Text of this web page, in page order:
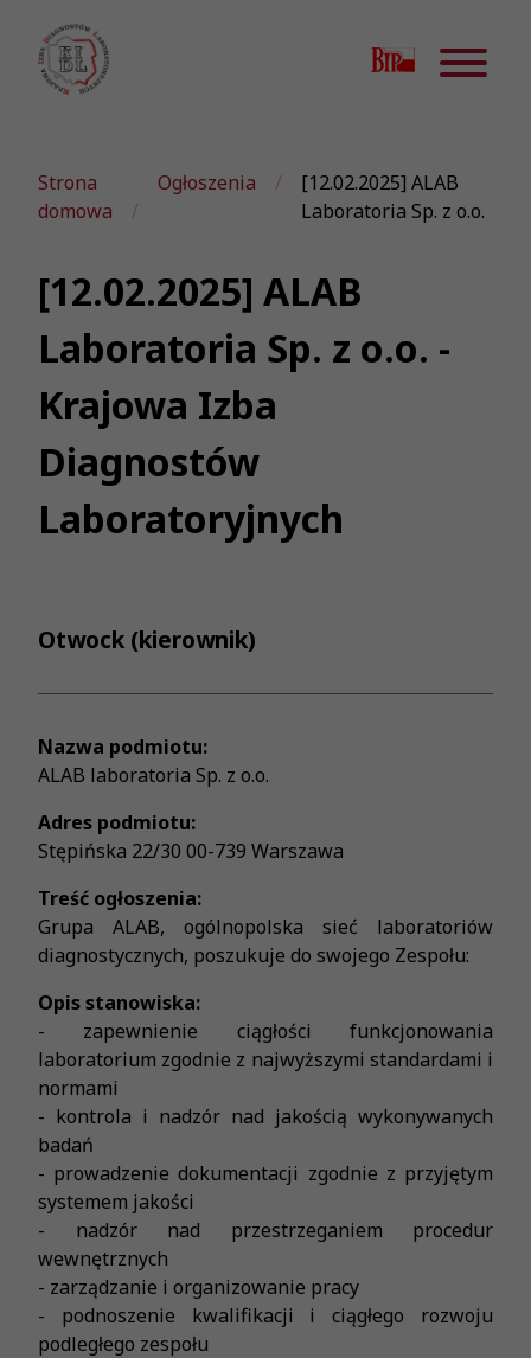
Strona
domowa
Ogłoszenia
[12.02.2025] ALAB
Laboratoria Sp. z o.o.
[12.02.2025] ALAB
Laboratoria Sp. z o.o. -
Krajowa Izba
Diagnostów
Laboratoryjnych
Otwock (kierownik)
Nazwa podmiotu:
ALAB laboratoria Sp. z o.o.
Adres podmiotu:
Stępińska 22/30 00-739 Warszawa
Treść ogłoszenia:
Grupa ALAB, ogólnopolska sieć laboratoriów
diagnostycznych, poszukuje do swojego Zespołu:
Opis stanowiska:
- zapewnienie ciągłości funkcjonowania
laboratorium zgodnie z najwyższymi standardami i
normami
- kontrola i nadzór nad jakością wykonywanych
badań
- prowadzenie dokumentacji zgodnie z przyjętym
systemem jakości
- nadzór nad przestrzeganiem procedur
wewnętrznych
- zarządzanie i organizowanie pracy
- podnoszenie kwalifikacji i ciągłego rozwoju
podległego zespołu